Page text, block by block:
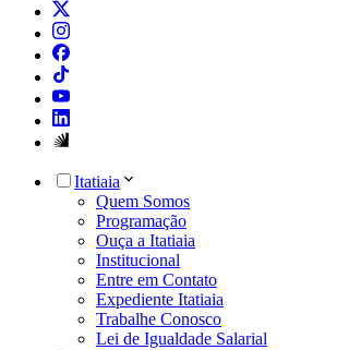
Itatiaia
Quem Somos
Programação
Ouça a Itatiaia
Institucional
Entre em Contato
Expediente Itatiaia
Trabalhe Conosco
Lei de Igualdade Salarial